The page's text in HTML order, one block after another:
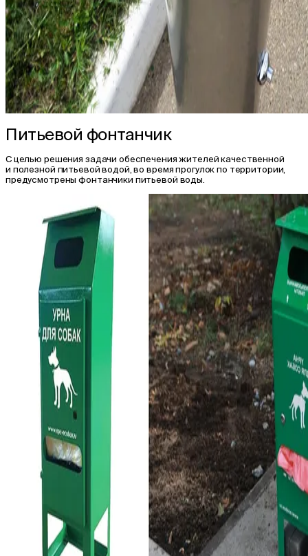
Питьевой фонтанчик
С целью решения задачи обеспечения жителей качественной
и полезной питьевой водой, во время прогулок по территории,
предусмотрены фонтанчики питьевой воды.